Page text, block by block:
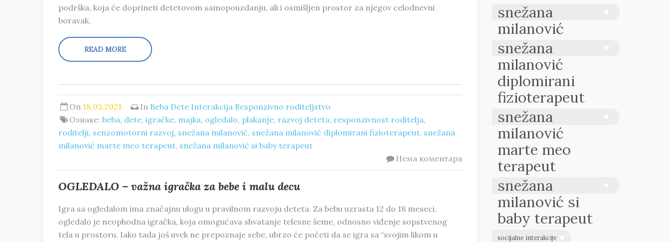
podrška, koja će doprineti detetovom samopouzdanju, ali i osmišljen prostor za njegov celodnevni
boravak.
READ MORE
On 18.03.2021. In Beba Dete Interakcija Responzivno roditeljstvo
Ознаке:beba, dete,igračke, majka, ogledalo, plakanje, razvoj deteta, responzivnost roditelja,
roditelji, senzomotorni razvoj, snežana milanović, snežana milanović diplomirani fizioterapeut, snežana
milanović marte meo terapeut, snežana milanović si baby terapeut
Нема коментара
OGLEDALO – važna igračka za bebe i malu decu
Igra sa ogledalom ima značajnu ulogu u pravilnom razvoju deteta. Za bebu uzrasta 12 do 18 meseci,
ogledalo je neophodna igračka, koja omogućava shvatanje telesne šeme, odnosno viđenje sopstvenog
tela u prostoru. Iako tada još uvek ne prepoznaje sebe, ubrzo će početi da se igra sa “svojim likom u
snežana
milanović
snežana
milanović
diplomirani
fizioterapeut
snežana
milanović
marte meo
terapeut
snežana
milanović si
baby terapeut
socijalne interakcije